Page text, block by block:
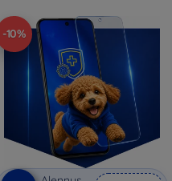
-10%